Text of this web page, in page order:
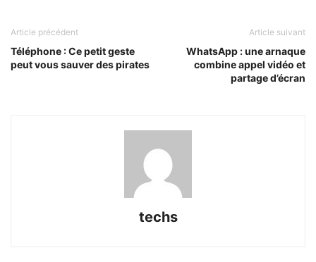
Article précédent
Téléphone : Ce petit geste
peut vous sauver des pirates
Article suivant
WhatsApp : une arnaque
combine appel vidéo et
partage d’écran
techs